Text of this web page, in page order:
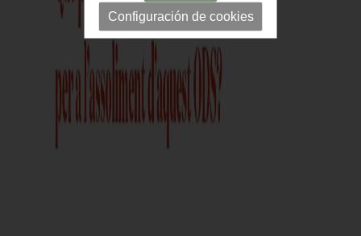
Configuración de cookies